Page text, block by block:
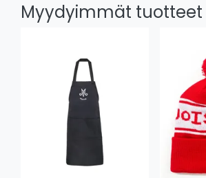
Myydyimmät tuotteet